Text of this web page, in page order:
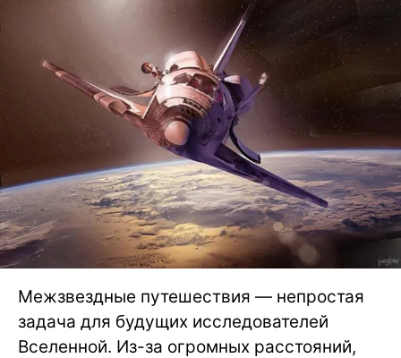
Межзвездные путешествия — непростая
задача для будущих исследователей
Вселенной. Из-за огромных расстояний,